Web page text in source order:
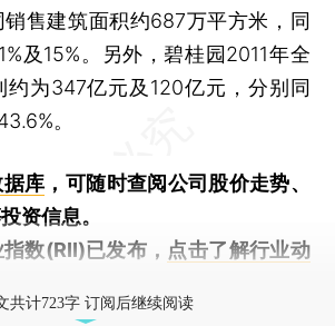
售建筑面积约687万平方米，同
及15%。另外，碧桂园2011年全
约为347亿元及120亿元，分别同
。
库 ，可随时查阅公司股价走势、
资信息。
数(RII)已发布， 点击了解行业动
共计723字 订阅后继续阅读